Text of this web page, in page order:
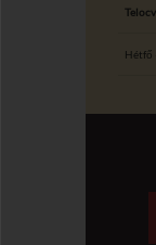
Hétfő